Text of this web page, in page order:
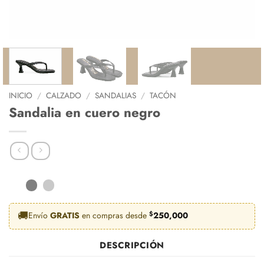
INICIO / CALZADO / SANDALIAS / TACÓN
Sandalia en cuero negro
🚚Envío GRATIS en compras desde $250,000
DESCRIPCIÓN